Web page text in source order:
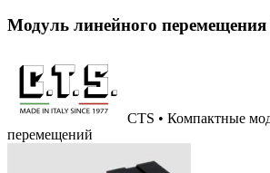
Модуль линейного
CTS • Компактные
перемещений